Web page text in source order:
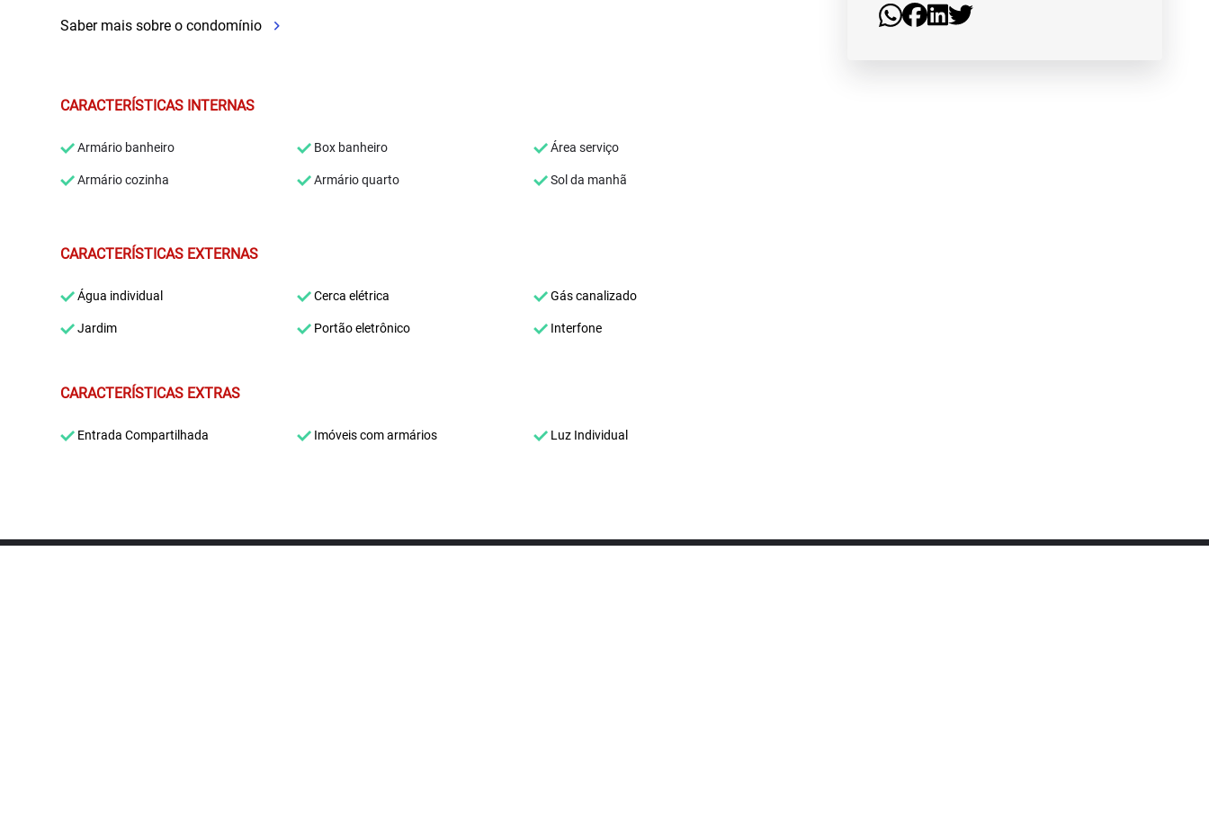
Saber mais sobre o condomínio
CARACTERÍSTICAS INTERNAS
Armário banheiro Box banheiro Área serviço
Armário cozinha Armário quarto Sol da manhã
CARACTERÍSTICAS EXTERNAS
Água individual Cerca elétrica Gás canalizado
Jardim Portão eletrônico Interfone
CARACTERÍSTICAS EXTRAS
Entrada Compartilhada Imóveis com armários Luz Individual